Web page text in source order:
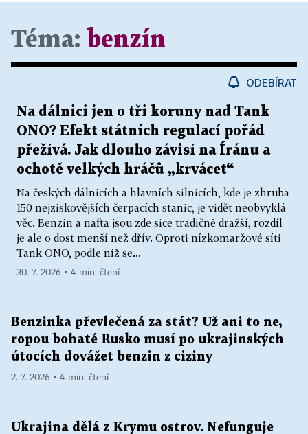
Téma: benzín
ODEBÍRAT
Na dálnici jen o tři koruny nad Tank
ONO? Efekt státních regulací pořád
přežívá. Jak dlouho závisí na Íránu a
ochotě velkých hráčů „krvácet“
Na českých dálnicích a hlavních silnicích, kde je zhruba
150 nejziskovějších čerpacích stanic, je vidět neobvyklá
věc. Benzin a nafta jsou zde sice tradičně dražší, rozdíl
je ale o dost menší než dřív. Oproti nízkomaržové síti
Tank ONO, podle níž se...
30. 7. 2026 ▪ 4 min. čtení
Benzinka převlečená za stát? Už ani to ne,
ropou bohaté Rusko musí po ukrajinských
útocích dovážet benzin z ciziny
2. 7. 2026 ▪ 4 min. čtení
Ukrajina dělá z Krymu ostrov. Nefunguje